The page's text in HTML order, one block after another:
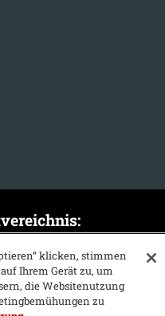
F G
P Q R S
X Y Z
klicken, stimmen
Ihrem Gerät zu, um
die Websitenutzung
zu